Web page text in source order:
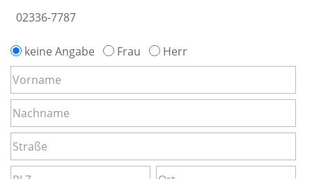
02336-7787
keine Angabe Frau Herr